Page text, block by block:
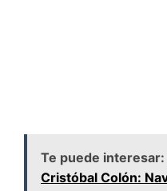
Te puede interesar:
Cristóbal Colón: